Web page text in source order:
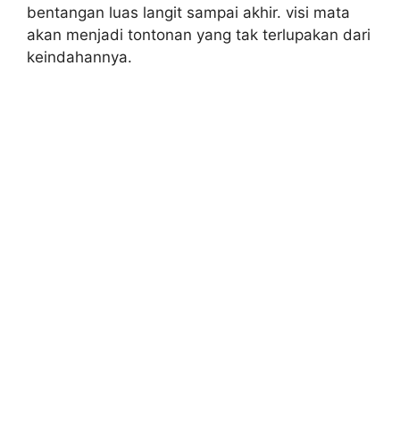
bentangan luas langit sampai akhir. visi mata
akan menjadi tontonan yang tak terlupakan dari
keindahannya.